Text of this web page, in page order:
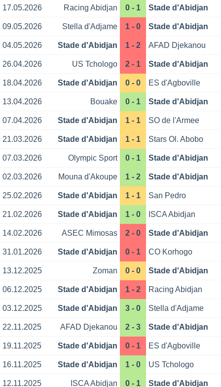
17.05.2026 Racing Abidjan 0 - 1 Stade d'Abidjan
09.05.2026 Stella d'Adjame 1 - 0 Stade d'Abidjan
04.05.2026 Stade d'Abidjan 1 - 2 AFAD Djekanou
26.04.2026 US Tchologo 2 - 1 Stade d'Abidjan
18.04.2026 Stade d'Abidjan 0 - 0 ES d'Agboville
13.04.2026 Bouake 0 - 1 Stade d'Abidjan
07.04.2026 Stade d'Abidjan 1 - 1 SO de l'Armee
21.03.2026 Stade d'Abidjan 1 - 1 Stars Ol. Abobo
07.03.2026 Olympic Sport 0 - 1 Stade d'Abidjan
02.03.2026 Mouna d'Akoupe 1 - 2 Stade d'Abidjan
25.02.2026 Stade d'Abidjan 1 - 1 San Pedro
21.02.2026 Stade d'Abidjan 1 - 0 ISCA Abidjan
14.02.2026 ASEC Mimosas 2 - 0 Stade d'Abidjan
31.01.2026 Stade d'Abidjan 0 - 1 CO Korhogo
13.12.2025 Zoman 0 - 0 Stade d'Abidjan
06.12.2025 Stade d'Abidjan 1 - 2 Racing Abidjan
03.12.2025 Stade d'Abidjan 3 - 0 Stella d'Adjame
22.11.2025 AFAD Djekanou 2 - 3 Stade d'Abidjan
19.11.2025 Stade d'Abidjan 0 - 1 ES d'Agboville
16.11.2025 Stade d'Abidjan 1 - 0 US Tchologo
12.11.2025 ISCA Abidjan 0 - 1 Stade d'Abidjan